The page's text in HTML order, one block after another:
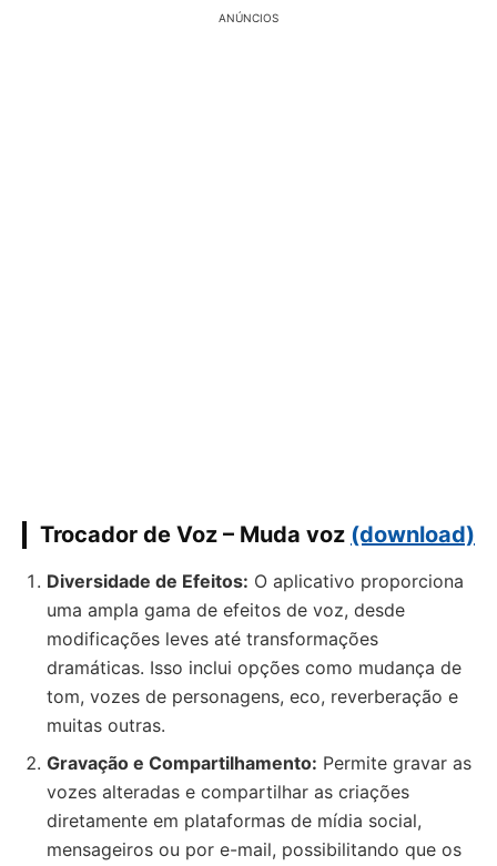
ANÚNCIOS
Trocador de Voz – Muda voz (download)
Diversidade de Efeitos: O aplicativo proporciona
uma ampla gama de efeitos de voz, desde
modificações leves até transformações
dramáticas. Isso inclui opções como mudança de
tom, vozes de personagens, eco, reverberação e
muitas outras.
Gravação e Compartilhamento: Permite gravar as
vozes alteradas e compartilhar as criações
diretamente em plataformas de mídia social,
mensageiros ou por e-mail, possibilitando que os